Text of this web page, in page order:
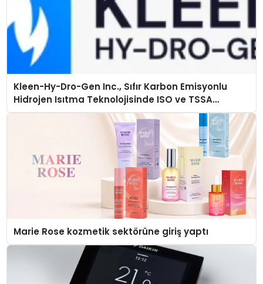
Kleen-Hy-Dro-Gen Inc., Sıfır Karbon Emisyonlu
Hidrojen Isıtma Teknolojisinde ISO ve TSSA
Düzenleyici Onaylarını Aldı
Marie Rose kozmetik sektörüne giriş yaptı